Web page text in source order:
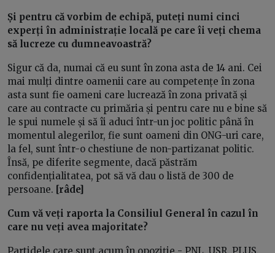
Și pentru că vorbim de echipă, puteți numi cinci
experți în administrație locală pe care îi veți chema
să lucreze cu dumneavoastră?
Sigur că da, numai că eu sunt în zona asta de 14 ani. Cei
mai mulți dintre oamenii care au competențe în zona
asta sunt fie oameni care lucrează în zona privată și
care au contracte cu primăria și pentru care nu e bine să
le spui numele și să îi aduci într-un joc politic până în
momentul alegerilor, fie sunt oameni din ONG-uri care,
la fel, sunt într-o chestiune de non-partizanat politic.
Însă, pe diferite segmente, dacă păstrăm
confidențialitatea, pot să vă dau o listă de 300 de
persoane. [râde]
Cum vă veți raporta la Consiliul General în cazul în
care nu veți avea majoritate?